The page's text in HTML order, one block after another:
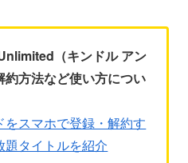
（キンドル アン
約方法など使い方につい
スマホで登録・解約す
題タイトルを紹介